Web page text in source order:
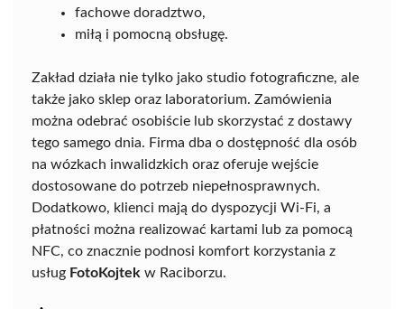
fachowe doradztwo,
miłą i pomocną obsługę.
Zakład działa nie tylko jako studio fotograficzne, ale
także jako sklep oraz laboratorium. Zamówienia
można odebrać osobiście lub skorzystać z dostawy
tego samego dnia. Firma dba o dostępność dla osób
na wózkach inwalidzkich oraz oferuje wejście
dostosowane do potrzeb niepełnosprawnych.
Dodatkowo, klienci mają do dyspozycji Wi-Fi, a
płatności można realizować kartami lub za pomocą
NFC, co znacznie podnosi komfort korzystania z
usług FotoKojtek w Raciborzu.